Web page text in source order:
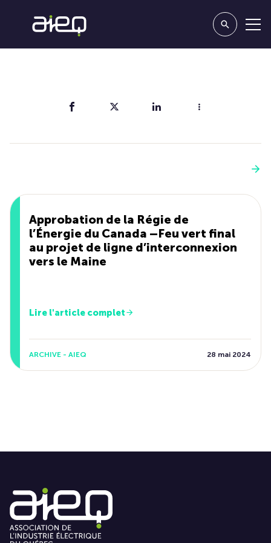
Approbation de la Régie de
l’Énergie du Canada –Feu vert final
au projet de ligne d’interconnexion
vers le Maine
Lire l'article complet
ARCHIVE - AIEQ 28 mai 2024